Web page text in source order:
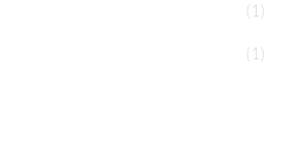
(1)
(1)